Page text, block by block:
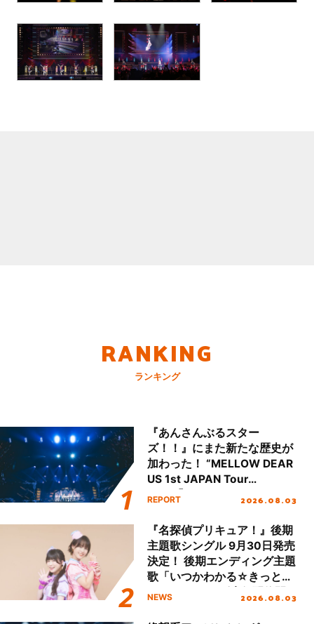
RANKING
ランキング
『あんさんぶるスター
ズ！！』にまた新たな歴史が
加わった！ “MELLOW DEAR
US 1st JAPAN Tour
Final「NICE to meet YOU
ート!!
REPORT 2026.08.03
『名探偵プリキュア！』後期
主題歌シングル 9月30日発売
決定！ 後期エンディング主題
歌「いつかわかる☆きっとあ
える」TVサイズ先行配信開
NEWS 2026.08.03